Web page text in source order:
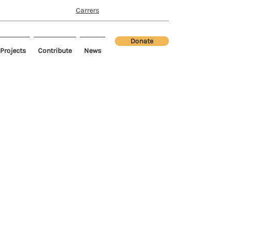
Carrers
Projects Contribute News
Donate